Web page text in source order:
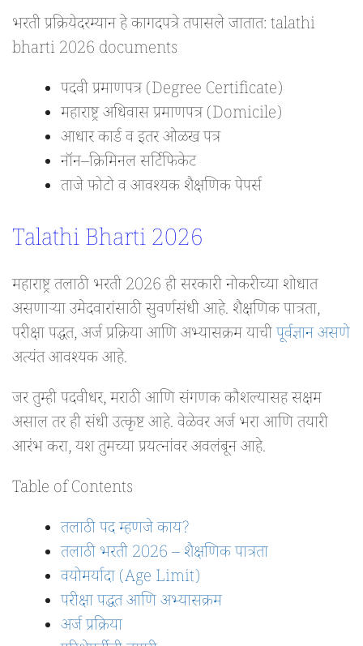
भरती प्रक्रियेदरम्यान हे कागदपत्रे तपासले जातात: talathi
bharti 2026 documents
पदवी प्रमाणपत्र (Degree Certificate)
महाराष्ट्र अधिवास प्रमाणपत्र (Domicile)
आधार कार्ड व इतर ओळख पत्र
नॉन–क्रिमिनल सर्टिफिकेट
ताजे फोटो व आवश्यक शैक्षणिक पेपर्स
Talathi Bharti 2026
महाराष्ट्र तलाठी भरती 2026 ही सरकारी नोकरीच्या शोधात
असणाऱ्या उमेदवारांसाठी सुवर्णसंधी आहे. शैक्षणिक पात्रता,
परीक्षा पद्धत, अर्ज प्रक्रिया आणि अभ्यासक्रम याचीपूर्वज्ञान असणे
अत्यंत आवश्यक आहे.
जर तुम्ही पदवीधर, मराठी आणि संगणक कौशल्यासह सक्षम
असाल तर ही संधी उत्कृष्ट आहे. वेळेवर अर्ज भरा आणि तयारी
आरंभ करा, यश तुमच्या प्रयत्नांवर अवलंबून आहे.
Table of Contents
तलाठी पद म्हणजे काय?
तलाठी भरती 2026 – शैक्षणिक पात्रता
वयोमर्यादा (Age Limit)
परीक्षा पद्धत आणि अभ्यासक्रम
अर्ज प्रक्रिया